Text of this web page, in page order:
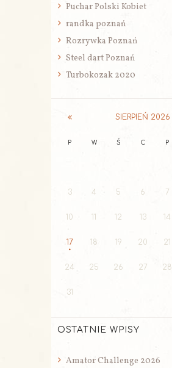
Puchar Polski Kobiet
randka poznań
Rozrywka Poznań
Steel dart Poznań
Turbokozak 2020
SIERPIEŃ 2026
P W Ś C P
3 4 5 6 7
10 11 12 13 14
17 18 19 20 21
24 25 26 27 28
31
OSTATNIE WPISY
Amator Challenge 2026